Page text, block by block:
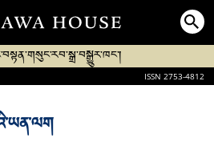
ISSN 2753-4812